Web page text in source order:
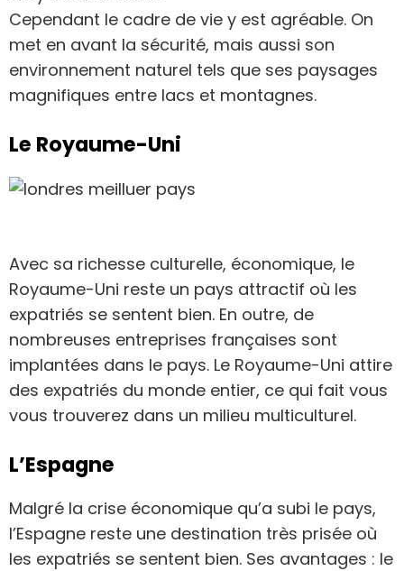
Cependant le cadre de vie y est agréable. On
met en avant la sécurité, mais aussi son
environnement naturel tels que ses paysages
magnifiques entre lacs et montagnes.
Le Royaume-Uni
Avec sa richesse culturelle, économique, le
Royaume-Uni reste un pays attractif où les
expatriés se sentent bien. En outre, de
nombreuses entreprises françaises sont
implantées dans le pays. Le Royaume-Uni attire
des expatriés du monde entier, ce qui fait vous
vous trouverez dans un milieu multiculturel.
L’Espagne
Malgré la crise économique qu’a subi le pays,
l’Espagne reste une destination très prisée où
les expatriés se sentent bien. Ses avantages : le